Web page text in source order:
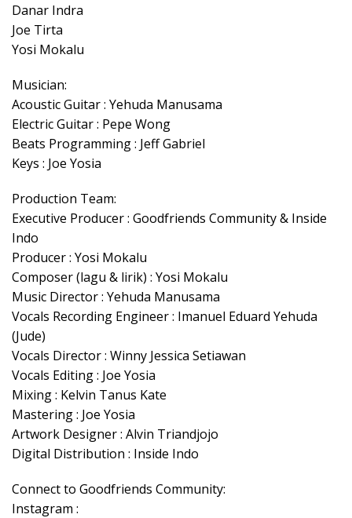
Danar Indra
Joe Tirta
Yosi Mokalu
Musician:
Acoustic Guitar : Yehuda Manusama
Electric Guitar : Pepe Wong
Beats Programming : Jeff Gabriel
Keys : Joe Yosia
Production Team:
Executive Producer : Goodfriends Community & Inside
Indo
Producer : Yosi Mokalu
Composer (lagu & lirik) : Yosi Mokalu
Music Director : Yehuda Manusama
Vocals Recording Engineer : Imanuel Eduard Yehuda
(Jude)
Vocals Director : Winny Jessica Setiawan
Vocals Editing : Joe Yosia
Mixing : Kelvin Tanus Kate
Mastering : Joe Yosia
Artwork Designer : Alvin Triandjojo
Digital Distribution : Inside Indo
Connect to Goodfriends Community:
Instagram :